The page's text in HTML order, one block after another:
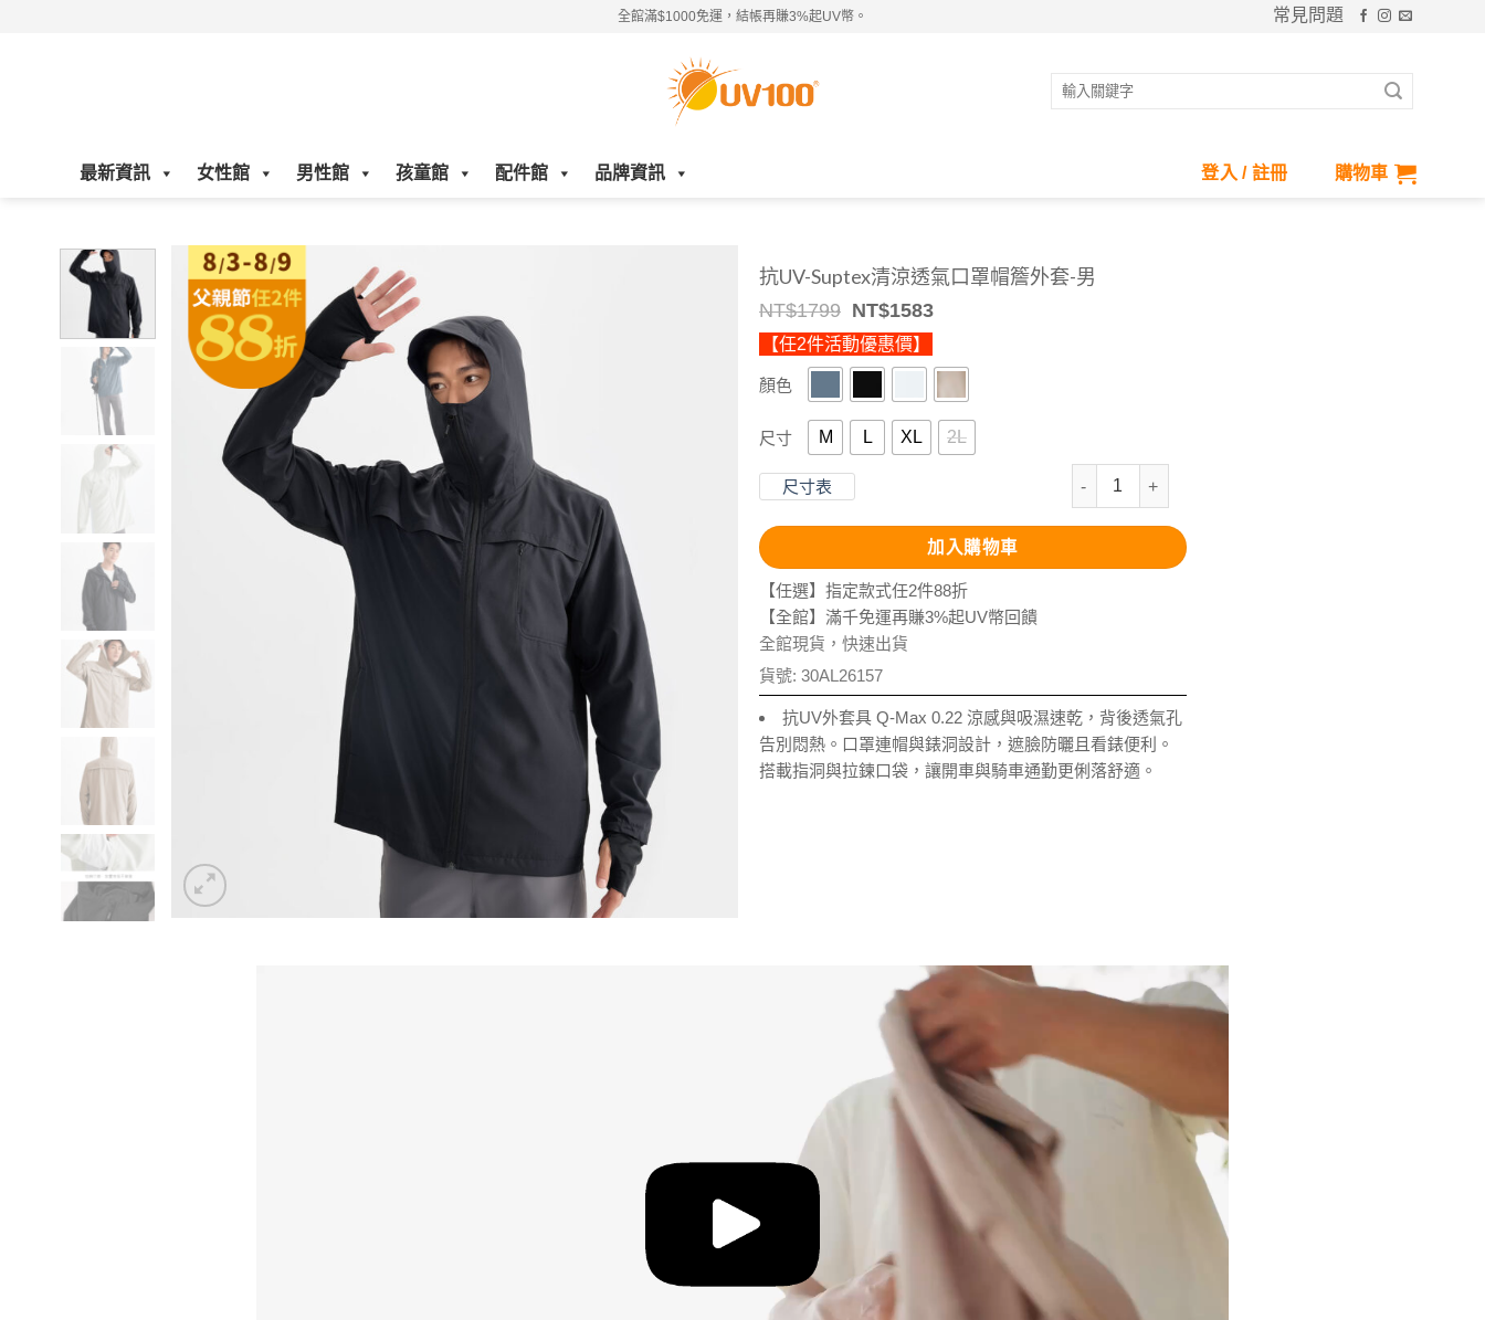
全館滿$1000免運，結帳再賺3%起UV幣。 常見問題
搜
最新資訊 女性館 男性館 孩童館 配件館 品牌資訊 登入 / 註冊 購物車
抗UV-Suptex清涼透氣口罩帽簷外套-男
NT$1799 Original
price
was:
NT$1799.
NT$1583Current
NT$1583.
【任2件活動優惠價】
顏色
尺寸 M L XL 2L
尺寸表
抗UV-Suptex清涼透氣口罩帽簷外套-男 數量
加入購物車
【任選】指定款式任2件88折
【全館】滿千免運再賺3%起UV幣回饋
全館現貨，快速出貨
貨號: 30AL26157
抗UV外套具 Q-Max 0.22 涼感與吸濕速乾，背後透氣孔
告別悶熱。口罩連帽與錶洞設計，遮臉防曬且看錶便利。
搭載指洞與拉鍊口袋，讓開車與騎車通勤更俐落舒適。